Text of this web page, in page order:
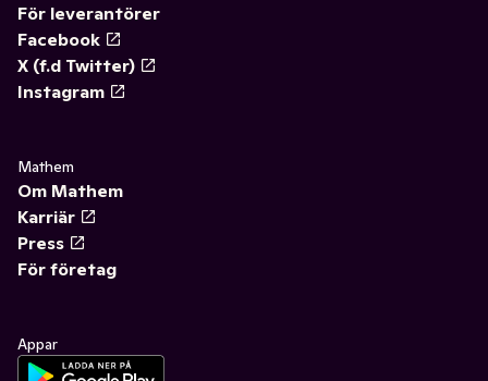
För leverantörer
Facebook
X (f.d Twitter)
Instagram
Mathem
Om Mathem
Karriär
Press
För företag
Appar